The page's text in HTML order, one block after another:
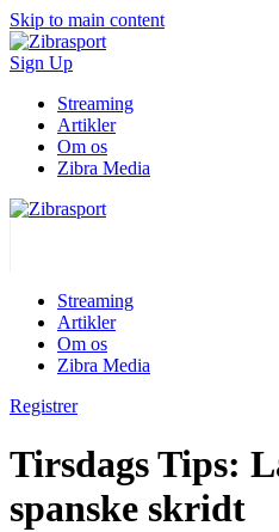
Skip to main content
Sign Up
Streaming
Artikler
Om os
Zibra Media
Streaming
Artikler
Om os
Zibra Media
Registrer
Tirsdags Tips:
spanske skridt